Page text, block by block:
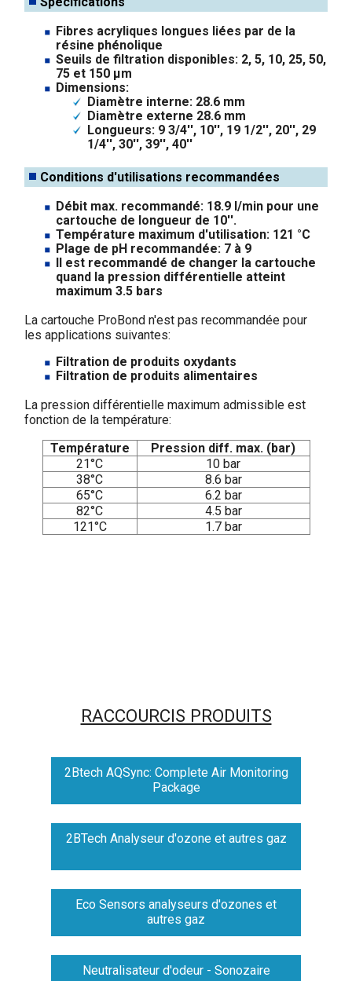
Fibres acryliques longues liées par de la
résine phénolique
Seuils de filtration disponibles: 2, 5, 10, 25, 50,
75 et 150 µm
Dimensions:
Diamètre interne: 28.6 mm
Diamètre externe 28.6 mm
Longueurs: 9 3/4'', 10'', 19 1/2'', 20'', 29
1/4'', 30'', 39'', 40''
Conditions d'utilisations recommandées
Débit max. recommandé: 18.9 l/min pour une
cartouche de longueur de 10''.
Température maximum d'utilisation: 121 °C
Plage de pH recommandée: 7 à 9
Il est recommandé de changer la cartouche
quand la pression différentielle atteint
maximum 3.5 bars
La cartouche ProBond n'est pas recommandée pour
les applications suivantes:
Filtration de produits oxydants
Filtration de produits alimentaires
La pression différentielle maximum admissible est
fonction de la température:
Température
Pression diff. max. (bar)
21°C
10 bar
38°C
8.6 bar
65°C
6.2 bar
82°C
4.5 bar
121°C
1.7 bar
RACCOURCIS PRODUITS
2Btech AQSync: Complete Air Monitoring
Package
2BTech Analyseur d'ozone et autres gaz
Eco Sensors analyseurs d'ozones et
autres gaz
Neutralisateur d'odeur - Sonozaire